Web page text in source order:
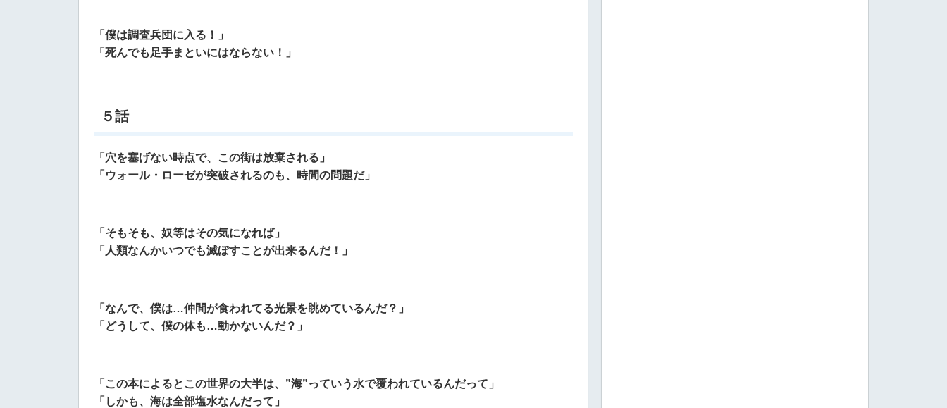
「僕は調査兵団に入る！」
「死んでも足手まといにはならない！」
５話
「穴を塞げない時点で、この街は放棄される」
「ウォール・ローゼが突破されるのも、時間の問題だ」
「そもそも、奴等はその気になれば」
「人類なんかいつでも滅ぼすことが出来るんだ！」
「なんで、僕は…仲間が食われてる光景を眺めているんだ？」
「どうして、僕の体も…動かないんだ？」
「この本によるとこの世界の大半は、”海”っていう水で覆われているんだって」
「しかも、海は全部塩水なんだって」